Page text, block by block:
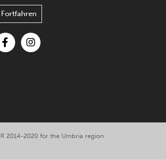
Fortfahren
2014-2020 for the Umbria region.